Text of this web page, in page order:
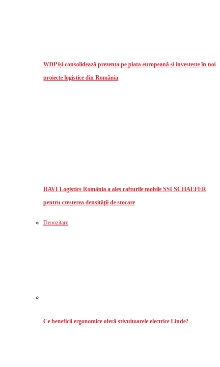
WDP își consolidează prezența pe piața europeană și investește în noi
proiecte logistice din România
HAVI Logistics România a ales rafturile mobile SSI SCHAEFER
pentru creșterea densităţii de stocare
Depozitare
Ce beneficii ergonomice oferă stivuitoarele electrice Linde?